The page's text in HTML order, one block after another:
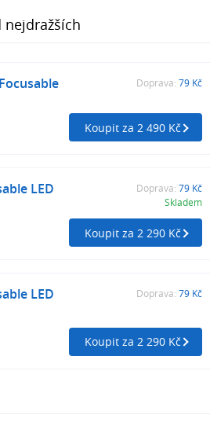
nejdražších
Doprava: 79 Kč
Koupit za 2 490 Kč
LED
Doprava: 79 Kč
Skladem
Koupit za 2 290 Kč
LED
Doprava: 79 Kč
Koupit za 2 290 Kč